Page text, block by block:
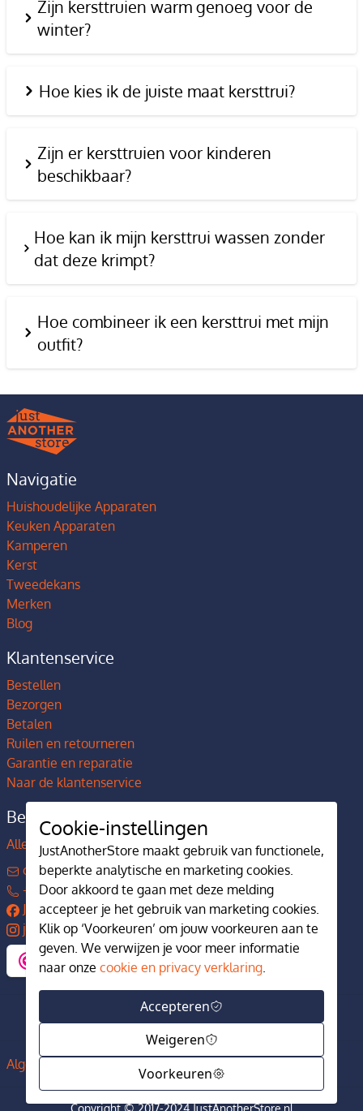
Zijn kersttruien warm genoeg voor de
winter?
Hoe kies ik de juiste maat kersttrui?
Zijn er kersttruien voor kinderen
beschikbaar?
Hoe kan ik mijn kersttrui wassen zonder
dat deze krimpt?
Hoe combineer ik een kersttrui met mijn
outfit?
Navigatie
Huishoudelijke Apparaten
Keuken Apparaten
Kamperen
Kerst
Tweedekans
Merken
Blog
Klantenservice
Bestellen
Bezorgen
Betalen
Ruilen en retourneren
Garantie en reparatie
Naar de klantenservice
Bedrijfsgegevens
Alles over JustAnotherStore
contact@justanotherstore.nl
+31 73 644 7405
JustAnotherStore
justanotherstore.nl
Algemene voorwaarden Privacy en cookiebeleid
Copyright © 2017-2024 JustAnotherStore.nl
Cookie-instellingen
JustAnotherStore maakt gebruik van functionele,
beperkte analytische en marketing cookies.
Door akkoord te gaan met deze melding
accepteer je het gebruik van marketing cookies.
Klik op ‘Voorkeuren’ om jouw voorkeuren aan te
geven. We verwijzen je voor meer informatie
naar onze cookie en privacy verklaring.
Accepteren
Weigeren
Voorkeuren